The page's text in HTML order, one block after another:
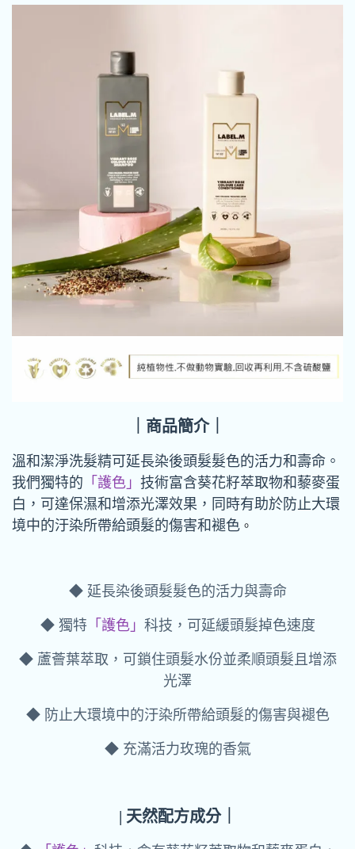
｜商品簡介｜
溫和潔淨洗髮精可延長染後頭髮髮色的活力和壽命。
我們獨特的 「護色」 技術富含葵花籽萃取物和藜麥蛋
白，可達保濕和增添光澤效果，同時有助於防止大環
境中的汙染所帶給頭髮的傷害和褪色 。
◆ 延長染後頭髮髮色的活力與壽命
◆ 獨特「護色」 科技，可延緩頭髮掉色速度
◆ 蘆薈葉萃取，可鎖住頭髮水份並柔順頭髮且增添
光澤
◆ 防止大環境中的汙染所帶給頭髮的傷害與褪色
◆ 充滿活力玫瑰的香氣
| 天然配方成分｜